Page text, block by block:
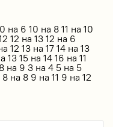
на 6 10 на 8 11 на 10
12 на 13 12 на 6
12 13 на 17 14 на 13
13 15 на 14 16 на 11
на 9 3 на 4 5 на 5
8 на 8 9 на 11 9 на 12